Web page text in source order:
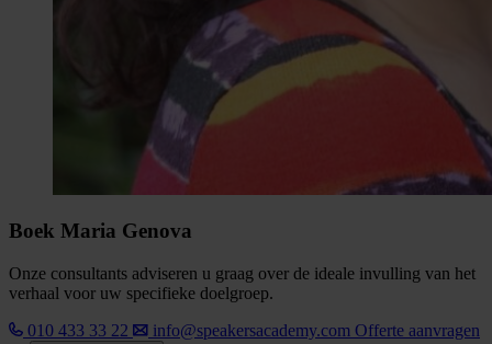
Boek Maria Genova
Onze consultants adviseren u graag over de ideale invulling van het
verhaal voor uw specifieke doelgroep.
010 433 33 22
info@speakersacademy.com Offerte aanvragen